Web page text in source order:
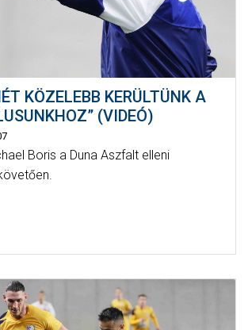
KÖZELEBB KERÜLTÜNK A
(VIDEÓ)
Boris a Duna Aszfalt elleni